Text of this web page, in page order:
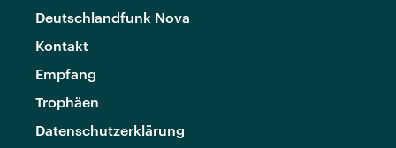
Deutschlandfunk Nova
Kontakt
Empfang
Trophäen
Datenschutzerklärung